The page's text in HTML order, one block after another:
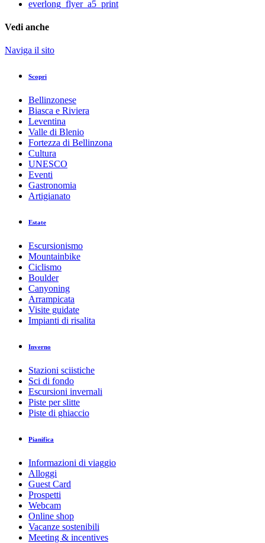
everlong_flyer_a5_print
Vedi anche
Naviga il sito
Scopri
Bellinzonese
Biasca e Riviera
Leventina
Valle di Blenio
Fortezza di Bellinzona
Cultura
UNESCO
Eventi
Gastronomia
Artigianato
Estate
Escursionismo
Mountainbike
Ciclismo
Boulder
Canyoning
Arrampicata
Visite guidate
Impianti di risalita
Inverno
Stazioni sciistiche
Sci di fondo
Escursioni invernali
Piste per slitte
Piste di ghiaccio
Pianifica
Informazioni di viaggio
Alloggi
Guest Card
Prospetti
Webcam
Online shop
Vacanze sostenibili
Meeting & incentives